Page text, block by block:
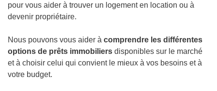
pour vous aider à trouver un logement en location ou à
devenir propriétaire.
Nous pouvons vous aider à comprendre les différentes
options de prêts immobiliers disponibles sur le marché
et à choisir celui qui convient le mieux à vos besoins et à
votre budget.